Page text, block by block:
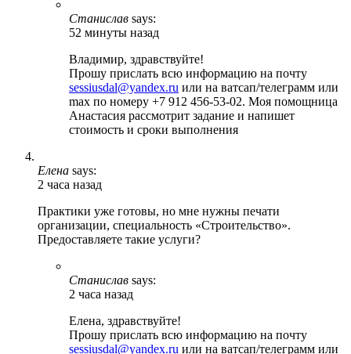
Станислав says:
52 минуты назад
Владимир, здравствуйте!
Прошу прислать всю информацию на почту
sessiusdal@yandex.ru или на ватсап/телеграмм или
max по номеру +7 912 456-53-02. Моя помощница
Анастасия рассмотрит задание и напишет
стоимость и сроки выполнения
Елена says:
2 часа назад
Практики уже готовы, но мне нужны печати
организации, специальность «Строительство».
Предоставляете такие услуги?
Станислав says:
2 часа назад
Елена, здравствуйте!
Прошу прислать всю информацию на почту
sessiusdal@yandex.ru или на ватсап/телеграмм или